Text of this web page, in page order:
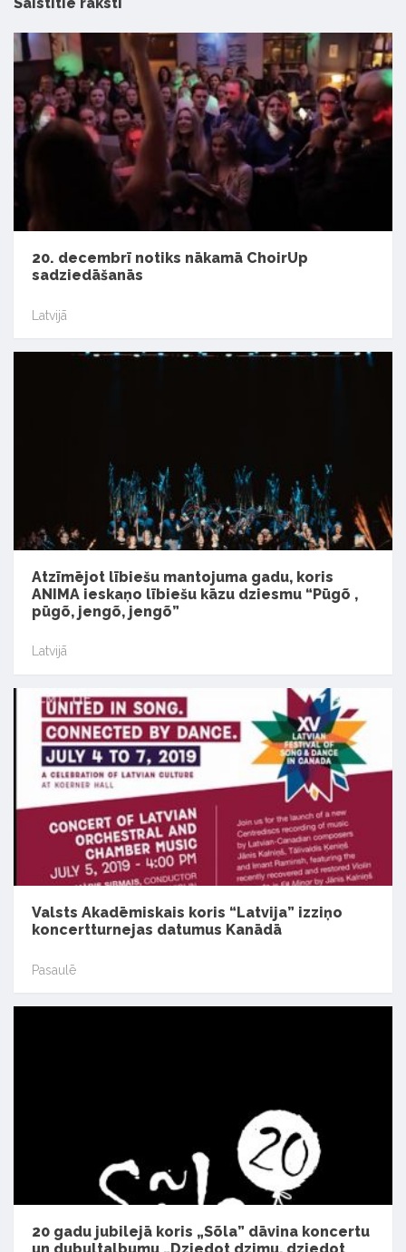
20. decembrī notiks nākamā ChoirUp
sadziedāšanās
Latvijā
Atzīmējot lībiešu mantojuma gadu, koris
ANIMA ieskaņo lībiešu kāzu dziesmu “Pūgõ ,
pūgõ, jengõ, jengõ”
Latvijā
Valsts Akadēmiskais koris “Latvija” izziņo
koncertturnejas datumus Kanādā
Pasaulē
20 gadu jubilejā koris „Sõla” dāvina koncertu